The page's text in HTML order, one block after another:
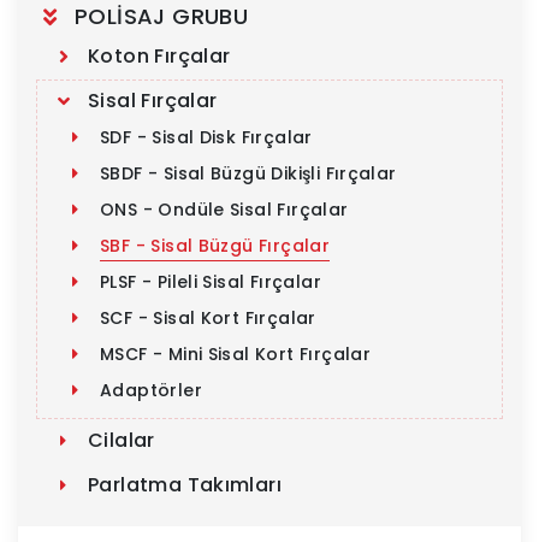
POLİSAJ GRUBU
Koton Fırçalar
Sisal Fırçalar
SDF - Sisal Disk Fırçalar
SBDF - Sisal Büzgü Dikişli Fırçalar
ONS - Ondüle Sisal Fırçalar
SBF - Sisal Büzgü Fırçalar
PLSF - Pileli Sisal Fırçalar
SCF - Sisal Kort Fırçalar
MSCF - Mini Sisal Kort Fırçalar
Adaptörler
Cilalar
Parlatma Takımları